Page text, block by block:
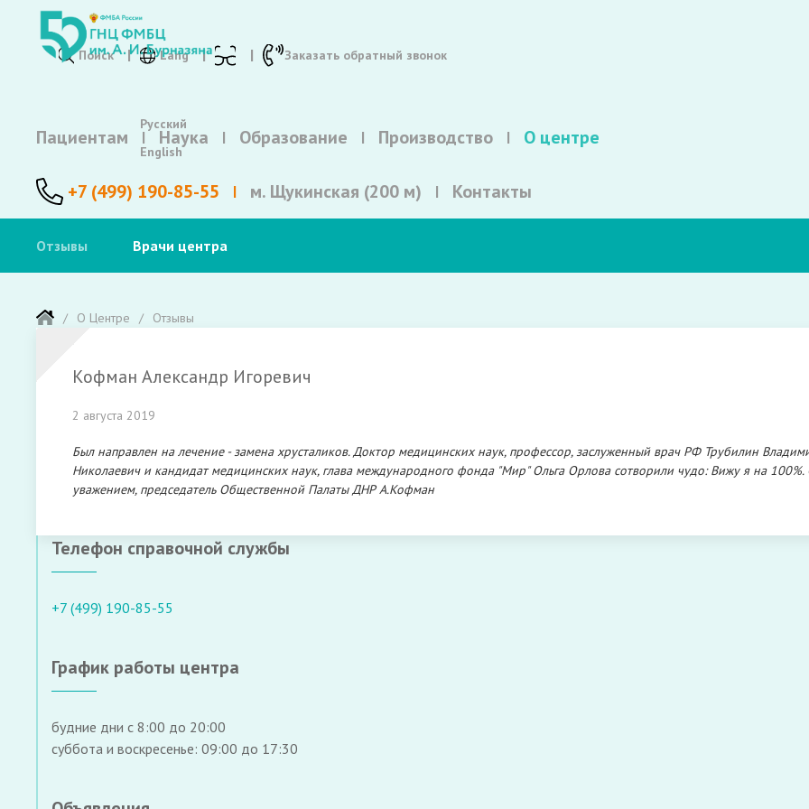
Поиск Lang
Русский
English
Заказать обратный звонок
Пациентам Наука Образование Производство О центре
+7 (499) 190-85-55 м. Щукинская (200 м) Контакты
Отзывы Врачи центра
О Центре Отзывы
Кофман Александр Игоревич
2 августа 2019
Был направлен на лечение - замена хрусталиков. Доктор медицинских наук, профессор, заслуженный врач РФ Трубилин
Николаевич и кандидат медицинских наук, глава международного фонда "Мир" Ольга Орлова сотворили чудо: Вижу я на 100%.
уважением, председатель Общественной Палаты ДНР А.Кофман
Телефон справочной службы
+7 (499) 190-85-55
График работы центра
будние дни с 8:00 до 20:00
суббота и воскресенье: 09:00 до 17:30